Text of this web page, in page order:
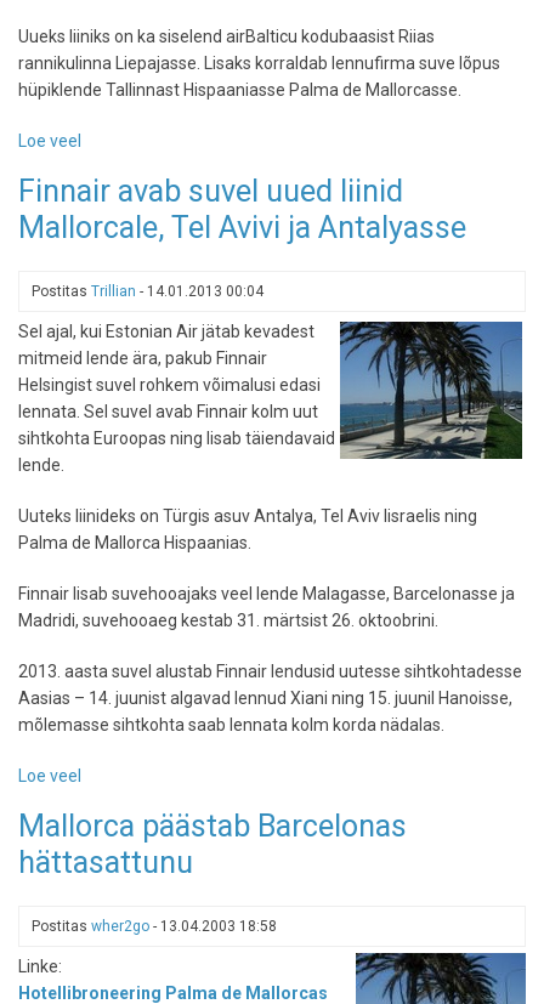
Uueks liiniks on ka siselend airBalticu kodubaasist Riias
rannikulinna Liepajasse. Lisaks korraldab lennufirma suve lõpus
hüpiklende Tallinnast Hispaaniasse Palma de Mallorcasse.
Loe veel
kuulutas
välja
suve
hüpiklennud
Finnair avab suvel uued liinid
Mallorcale, Tel Avivi ja Antalyasse
Postitas Trillian - 14.01.2013 00:04
Sel ajal, kui Estonian Air jätab kevadest
mitmeid lende ära, pakub Finnair
Helsingist suvel rohkem võimalusi edasi
lennata. Sel suvel avab Finnair kolm uut
sihtkohta Euroopas ning lisab täiendavaid
lende.
Uuteks liinideks on Türgis asuv Antalya, Tel Aviv Iisraelis ning
Palma de Mallorca Hispaanias.
Finnair lisab suvehooajaks veel lende Malagasse, Barcelonasse ja
Madridi, suvehooaeg kestab 31. märtsist 26. oktoobrini.
2013. aasta suvel alustab Finnair lendusid uutesse sihtkohtadesse
Aasias – 14. juunist algavad lennud Xiani ning 15. juunil Hanoisse,
mõlemasse sihtkohta saab lennata kolm korda nädalas.
Loe veel
avab
suvel
Mallorcale,
Avivi
Mallorca päästab Barcelonas
hättasattunu
Postitas wher2go - 13.04.2003 18:58
Linke:
Hotellibroneering Palma de Mallorcas